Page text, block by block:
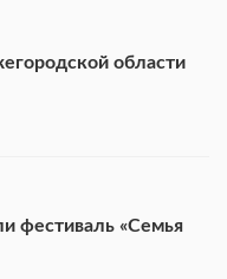
области
фестиваль «Семья